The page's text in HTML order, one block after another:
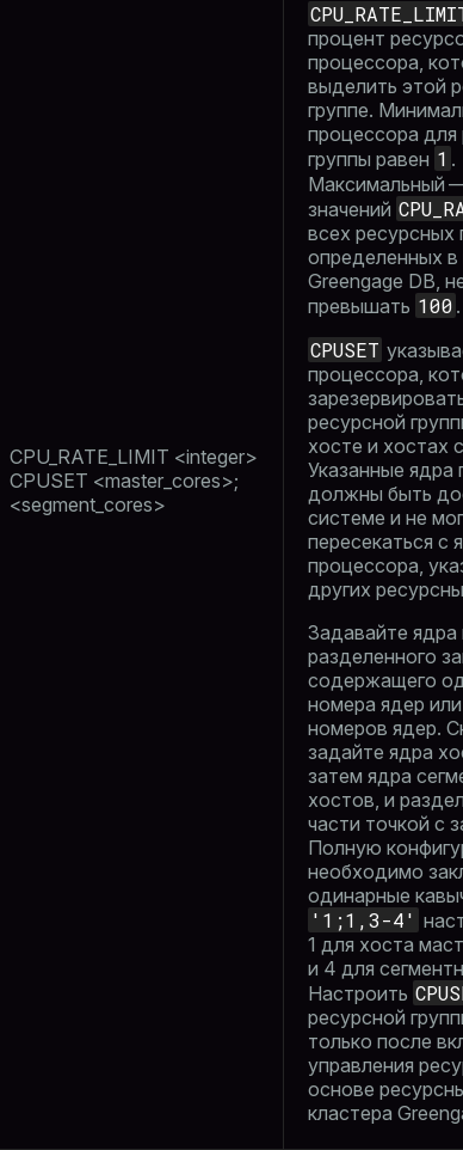
CPU_RATE_LIMIT <integer>
CPUSET <master_cores>;
<segment_cores>
процент
процессора,
выделить этой
группе.
процессора для
группы равен 1 .
Максимальный
значений
всех ресурсных
определенных в
Greengage DB,
превышать 100 .
CPUSET
процессора,
ресурсной
хосте и хостах
Указанные ядра
должны быть
системе и не
пересекаться с
процессора,
других
Задавайте ядра
разделенного
содержащего
номера ядер
номеров ядер.
задайте ядра
затем ядра
хостов, и
части точкой с
Полную
необходимо
одинарные
'1;1,3-4'
1 для хоста
и 4 для
Настроить
ресурсной
только после
управления
основе
кластера